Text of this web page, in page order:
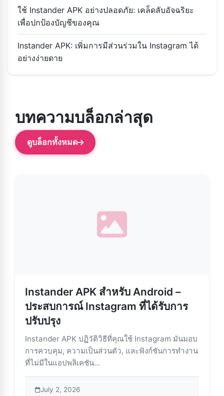
ใช้ Instander APK อย่างปลอดภัย: เคล็ดลับอัจฉริยะ
เพื่อปกป้องบัญชีของคุณ
Instander APK: เพิ่มการมีส่วนร่วมใน Instagram ได้
อย่างง่ายดาย
บทความบล็อกล่าสุด
ดูบล็อกทั้งหมด
Instander APK สำหรับ Android –
ประสบการณ์ Instagram ที่ได้รับการ
ปรับปรุง
Instander APK ปฏิวัติวิธีที่คุณใช้ Instagram มันมอบ
การควบคุม, ความเป็นส่วนตัว, และฟังก์ชันการทำงาน
ที่ไม่มีในแอปพลิเคชัน...
July 2, 2026